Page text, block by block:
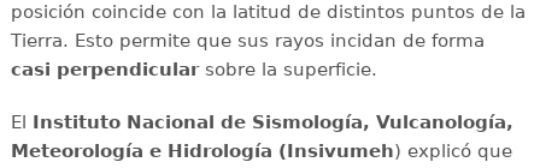
posición coincide con la latitud de distintos puntos de la
Tierra. Esto permite que sus rayos incidan de forma
casi perpendicularsobre la superficie.
El Instituto Nacional de Sismología, Vulcanología,
Meteorología e Hidrología (Insivumeh) explicó que